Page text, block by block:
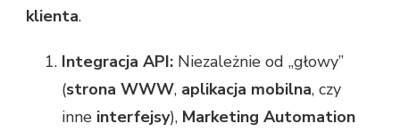
klienta.
Integracja API: Niezależnie od „głowy”
(strona WWW, aplikacja mobilna, czy
inne interfejsy), Marketing Automation